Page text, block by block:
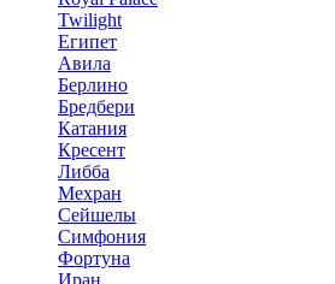
Twilight
Египет
Авила
Берлино
Бредбери
Катания
Кресент
Либба
Мехран
Сейшелы
Симфония
Фортуна
Иран